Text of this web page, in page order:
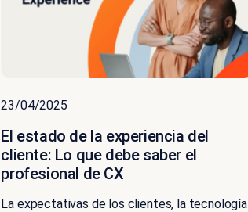
23/04/2025
El estado de la experiencia del
cliente: Lo que debe saber el
profesional de CX
La expectativas de los clientes, la tecnología